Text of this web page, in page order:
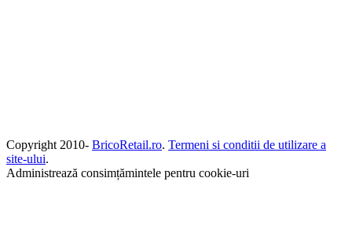
Copyright 2010- BricoRetail.ro. Termeni si conditii de utilizare a
site-ului.
Administrează consimțămintele pentru cookie-uri